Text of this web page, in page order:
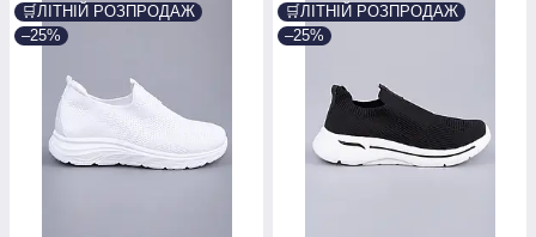
🛒ЛІТНІЙ РОЗПРОДАЖ
–25%
🛒ЛІТНІЙ РОЗПРОДАЖ
–25%